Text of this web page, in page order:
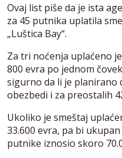
Ovaj list piše da je ista
za 45 putnika uplatila
„Luštica Bay“.
Za tri noćenja uplaćeno
800 evra po jednom
sigurno da li je planirano
obezbedi i za preostalih
Ukoliko je smeštaj
33.600 evra, pa bi
putnike iznosio skoro